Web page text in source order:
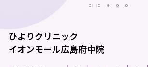
ひよりクリニック
イオンモール広島府中院